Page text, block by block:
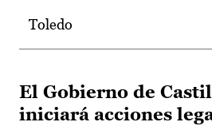
Toledo
El Gobierno de
iniciará acciones